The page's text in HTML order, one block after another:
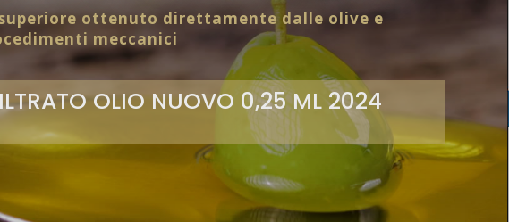
ottenuto direttamente dalle olive e
meccanici
OLIO NUOVO 0,25 ML 2024